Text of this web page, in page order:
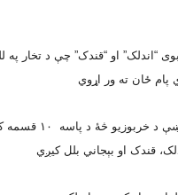
“اندلک” او “قندک” چې د تخار
په تخار صوبه